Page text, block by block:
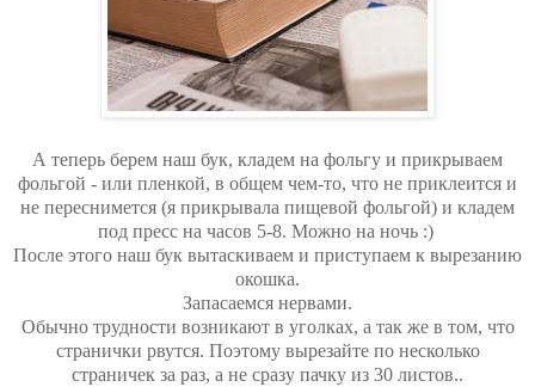
А теперь берем наш бук, кладем на фольгу и прикрываем
фольгой - или пленкой, в общем чем-то, что не приклеится и
не переснимется (я прикрывала пищевой фольгой) и кладем
под пресс на часов 5-8. Можно на ночь :)
После этого наш бук вытаскиваем и приступаем к вырезанию
окошка.
Запасаемся нервами.
Обычно трудности возникают в уголках, а так же в том, что
странички рвутся. Поэтому вырезайте по несколько
страничек за раз, а не сразу пачку из 30 листов..